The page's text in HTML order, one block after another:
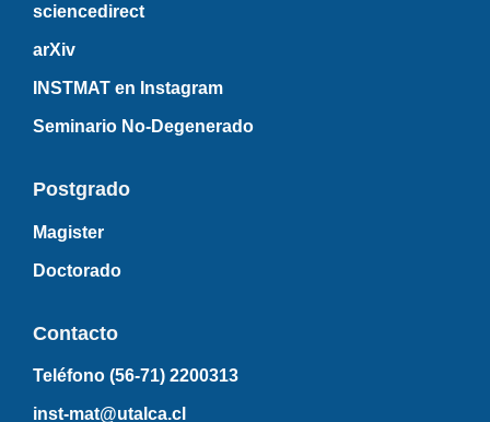
sciencedirect
arXiv
INSTMAT en Instagram
Seminario No-Degenerado
Postgrado
Magister
Doctorado
Contacto
Teléfono (56-71) 2200313
inst-mat@utalca.cl